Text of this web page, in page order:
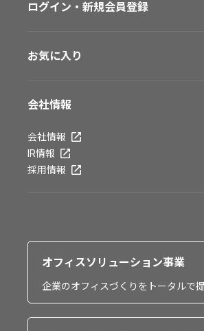
ログイン・新規会員登録
お気に入り
会社情報
会社情報
IR情報
採用情報
オフィスソリューション事業
企業のオフィスづくりをトータルで